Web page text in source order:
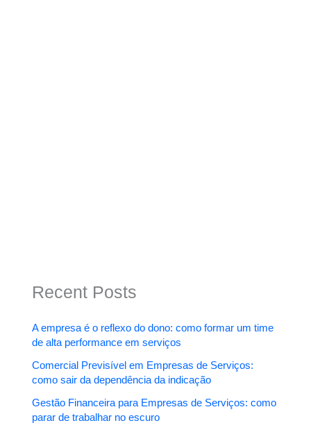
Recent Posts
A empresa é o reflexo do dono: como formar um time
de alta performance em serviços
Comercial Previsível em Empresas de Serviços:
como sair da dependência da indicação
Gestão Financeira para Empresas de Serviços: como
parar de trabalhar no escuro